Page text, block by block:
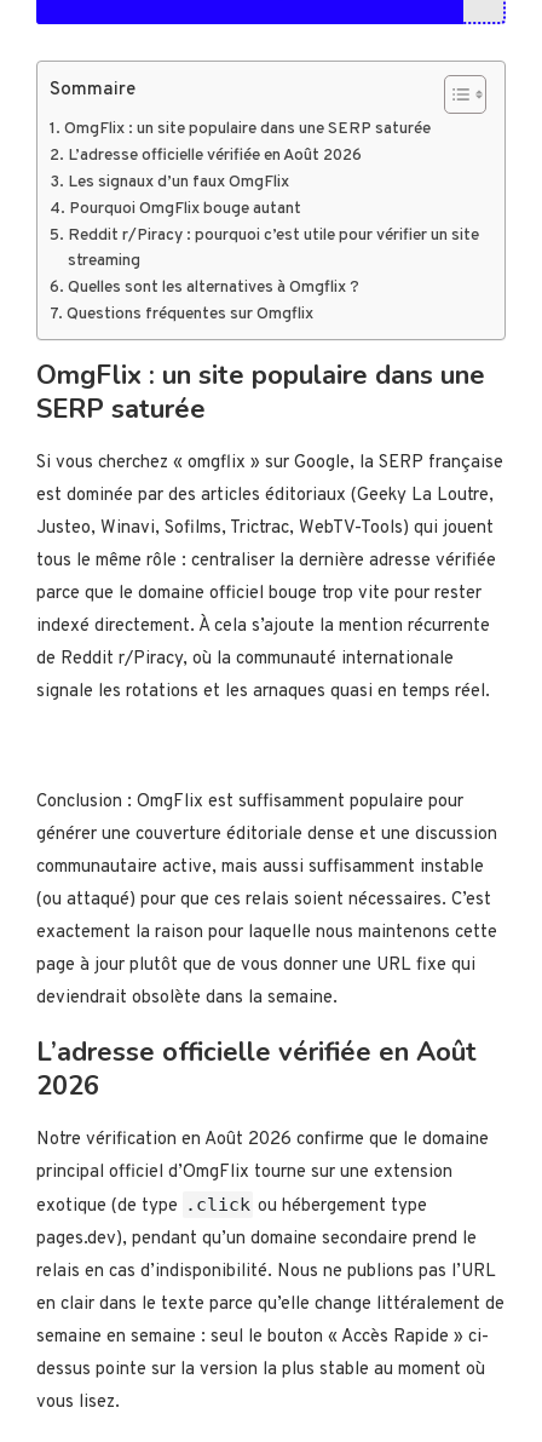
Sommaire
OmgFlix : un site populaire dans une SERP saturée
L’adresse officielle vérifiée en Août 2026
Les signaux d’un faux OmgFlix
Pourquoi OmgFlix bouge autant
Reddit r/Piracy : pourquoi c’est utile pour vérifier un site
streaming
Quelles sont les alternatives à Omgflix ?
Questions fréquentes sur Omgflix
OmgFlix : un site populaire dans une
SERP saturée
Si vous cherchez « omgflix » sur Google, la SERP française
est dominée par des articles éditoriaux (Geeky La Loutre,
Justeo, Winavi, Sofilms, Trictrac, WebTV-Tools) qui jouent
tous le même rôle : centraliser la dernière adresse vérifiée
parce que le domaine officiel bouge trop vite pour rester
indexé directement. À cela s’ajoute la mention récurrente
de Reddit r/Piracy, où la communauté internationale
signale les rotations et les arnaques quasi en temps réel.
Conclusion : OmgFlix est suffisamment populaire pour
générer une couverture éditoriale dense et une discussion
communautaire active, mais aussi suffisamment instable
(ou attaqué) pour que ces relais soient nécessaires. C’est
exactement la raison pour laquelle nous maintenons cette
page à jour plutôt que de vous donner une URL fixe qui
deviendrait obsolète dans la semaine.
L’adresse officielle vérifiée en Août
2026
Notre vérification en Août 2026 confirme que le domaine
principal officiel d’OmgFlix tourne sur une extension
exotique (de type .click ou hébergement type
pages.dev), pendant qu’un domaine secondaire prend le
relais en cas d’indisponibilité. Nous ne publions pas l’URL
en clair dans le texte parce qu’elle change littéralement de
semaine en semaine : seul le bouton « Accès Rapide » ci-
dessus pointe sur la version la plus stable au moment où
vous lisez.